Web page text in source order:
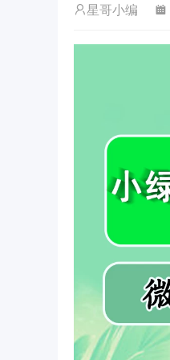
星哥小编